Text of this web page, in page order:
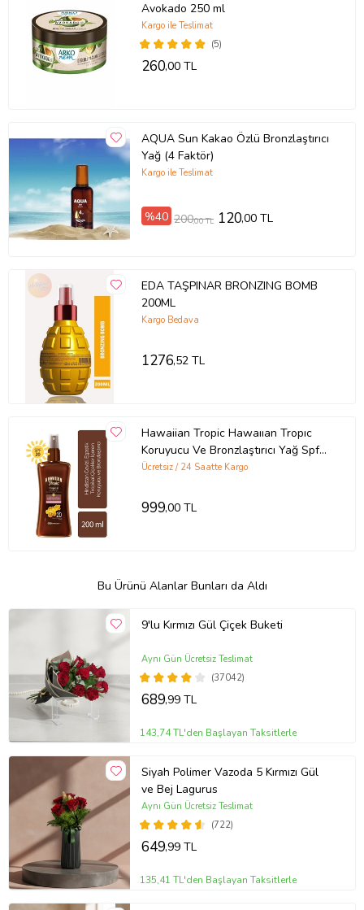
Avokado 250 ml
(5)
Kargo ile Teslimat
260,00 TL
AQUA Sun Kakao Özlü Bronzlaştırıcı
Yağ (4 Faktör)
Kargo ile Teslimat
%40 200,00 TL 120,00 TL
EDA TAŞPINAR BRONZING BOMB
200ML
Kargo Bedava
1276,52 TL
Hawaiian Tropic Hawaııan Tropıc
Koruyucu Ve Bronzlaştırıcı Yağ Spf
20
Ücretsiz / 24 Saatte Kargo
999,00 TL
Bu Ürünü Alanlar Bunları da Aldı
9'lu Kırmızı Gül Çiçek Buketi
(37042)
Aynı Gün Ücretsiz Teslimat
689,99 TL
143,74 TL'den Başlayan Taksitlerle
Siyah Polimer Vazoda 5 Kırmızı Gül
ve Bej Lagurus
(722)
Aynı Gün Ücretsiz Teslimat
649,99 TL
135,41 TL'den Başlayan Taksitlerle